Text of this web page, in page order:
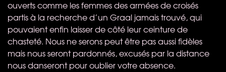
ouverts comme les femmes des armées de croisés
partis à la recherche d’un Graal jamais trouvé, qui
pouvaient enfin laisser de côté leur ceinture de
chasteté. Nous ne serons peut être pas aussi fidèles
mais nous seront pardonnés, excusés par la distance
nous danseront pour oublier votre absence.